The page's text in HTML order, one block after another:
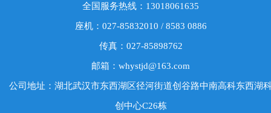
全国服务热线：13018061635
座机：027-85832010 / 8583 0886
传真：027-85898762
邮箱：whystjd@163.com
公司地址：湖北武汉市东西湖区径河街道创谷路中南高科东西湖
创中心C26栋